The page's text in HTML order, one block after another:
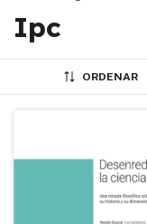
Ipc
ORDENAR